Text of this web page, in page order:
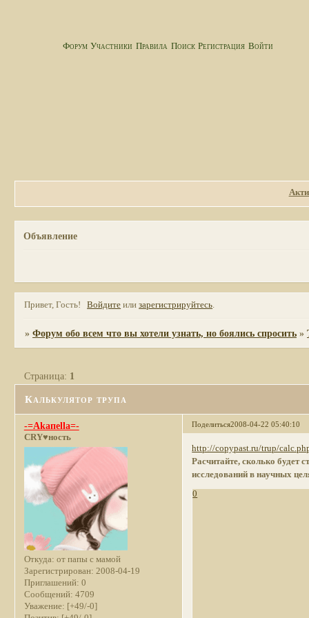
Форум Участники Правила Поиск Регистрация Войти
Объявление
Привет, Гость! Войдите илизарегистрируйтесь.
»Форум обо всем что вы хотели узнать, но боялись спросить »
Калькулятор трупа
Страница: 1
Поделиться2008-04-22 05:40:10
-=Akaпella=-
CRY♥ность
Откуда: от папы с мамой
Зарегистрирован: 2008-04-19
Приглашений: 0
Сообщений: 4709
Уважение: [+49/-0]
http://copypast.ru/trup/
Расчитайте, сколько будет
исследований в научных
0